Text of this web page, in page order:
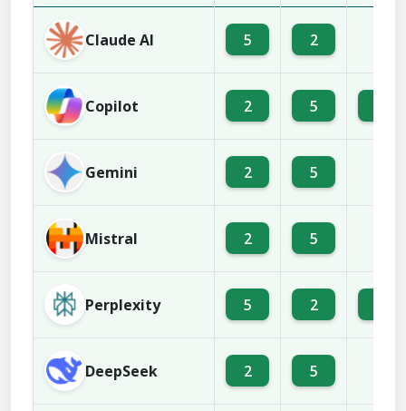
Claude AI 5 2
Copilot 2 5
Gemini 2 5
Mistral 2 5
Perplexity 5 2
DeepSeek 2 5